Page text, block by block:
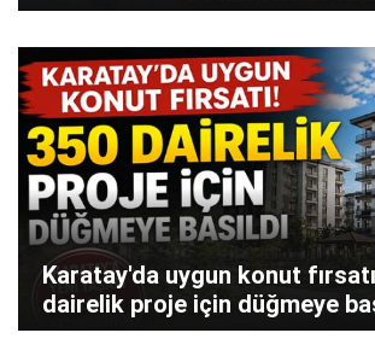
Karatay'da uygun konut
dairelik proje için düğmeye